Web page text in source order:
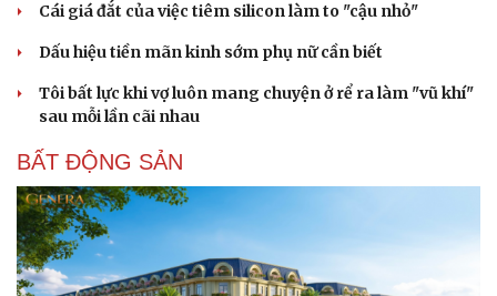
Cái giá đắt của việc tiêm silicon làm to "cậu nhỏ"
Dấu hiệu tiền mãn kinh sớm phụ nữ cần biết
Tôi bất lực khi vợ luôn mang chuyện ở rể ra làm "vũ khí"
sau mỗi lần cãi nhau
BẤT ĐỘNG SẢN